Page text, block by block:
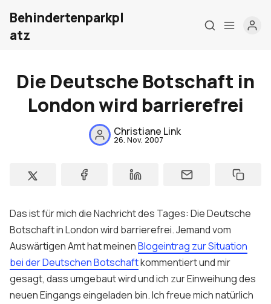
Home
Über mich
Kontakt
Behindertenparkpl
atz
Die Deutsche Botschaft in
London wird barrierefrei
Christiane Link
26. Nov. 2007
Das ist für mich die Nachricht des Tages: Die Deutsche
Botschaft in London wird barrierefrei. Jemand vom
Auswärtigen Amt hat meinenBlogeintrag zur Situation
bei der Deutschen Botschaftkommentiert und mir
gesagt, dass umgebaut wird und ich zur Einweihung des
neuen Eingangs eingeladen bin. Ich freue mich natürlich